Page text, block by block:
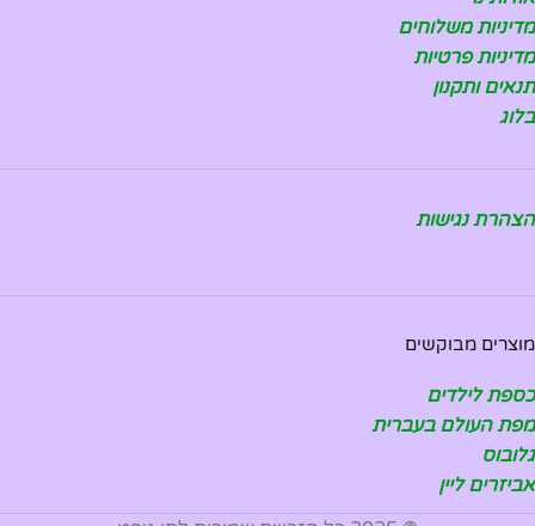
מדיניות משלוחים
מדיניות פרטיות
תנאים ותקנון
בלוג
הצהרת נגישות
מוצרים מבוקשים
כספת לילדים
מפת העולם בעברית
גלובוס
אביזרים ליין